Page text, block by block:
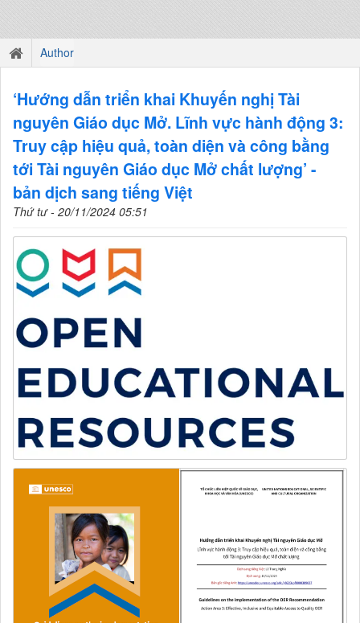
Author
‘Hướng dẫn triển khai Khuyến nghị Tài
nguyên Giáo dục Mở. Lĩnh vực hành động 3:
Truy cập hiệu quả, toàn diện và công bằng
tới Tài nguyên Giáo dục Mở chất lượng’ -
bản dịch sang tiếng Việt
Thứ tư - 20/11/2024 05:51